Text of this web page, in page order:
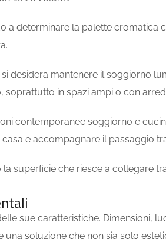
determinare la palette
desidera mantenere il soggiorno
in spazi ampi o con
contemporanee soggiorno e
e accompagnare il passaggio
superficie che riesce a collegare
sue caratteristiche. Dimensioni,
soluzione che non sia solo